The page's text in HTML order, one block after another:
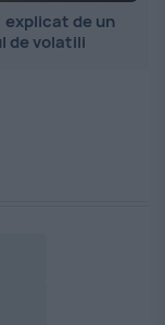
explicat de un
de volatili